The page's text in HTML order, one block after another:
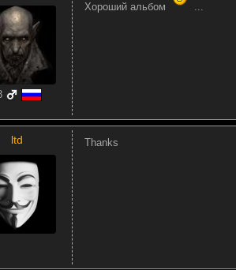
Хороший альбом
ltd Thanks